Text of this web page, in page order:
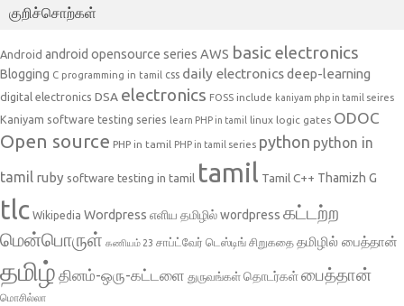
குறிச்சொற்கள்
Android android opensource series AWS basic electronics
Blogging C programming in tamil css daily electronicsdeep-learning
digital electronics DSA electronics FOSS include kaniyam php in tamil seires
Kaniyam software testing series learn PHP in tamil linux logic gates ODOC
Open source PHP in tamil PHP in tamil series python python in
tamil ruby software testing in tamil tamil Tamil C++ Thamizh G
tlc Wikipedia Wordpress எளிய தமிழில் wordpress கட்டற்ற
மென்பொருள் கணியம் 23 சாப்ட்வேர் டெஸ்டிங் சிறுகதை தமிழில் பைத்தான்
தமிழ் தினம்-ஒரு-கட்டளை துருவங்கள் தொடர்கள்பைத்தான்
மொசில்லா